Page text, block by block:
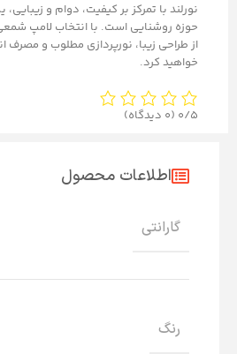
نورلند با تمرکز بر کیفیت، دوام و
حوزه روشنایی است. با انتخاب لامپ
از طراحی زیبا، نورپردازی مطلوب و مصرف
خواهید کرد.
0/5 (0 دیدگاه)
اطلاعات محصول
گارانتی
رنگ